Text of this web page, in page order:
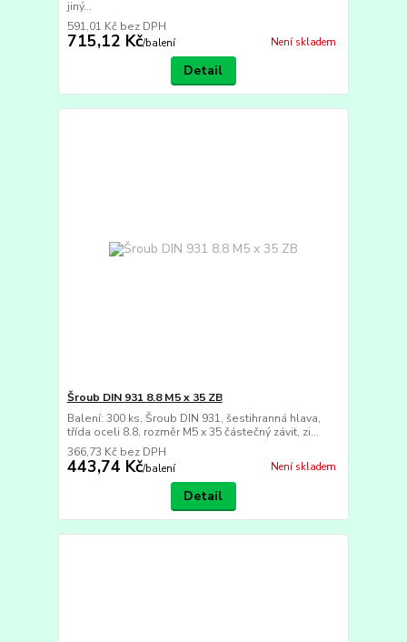
jiný...
715,12 Kč/balení
591,01 Kč bez DPH
Není skladem
Detail
Šroub DIN 931 8.8 M5 x 35 ZB
Balení: 300 ks, Šroub DIN 931, šestihranná hlava,
třída oceli 8.8, rozměr M5 x 35 částečný závit, zi...
443,74 Kč/balení
366,73 Kč bez DPH
Není skladem
Detail